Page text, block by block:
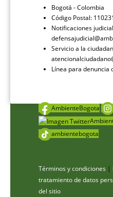
Bogotá - Colombia
Código Postal:
Notificaciones
Servicio a la
Línea para denuncia
AmbienteBogota
ambientebogota
Términos y condiciones |
tratamiento de datos
del sitio